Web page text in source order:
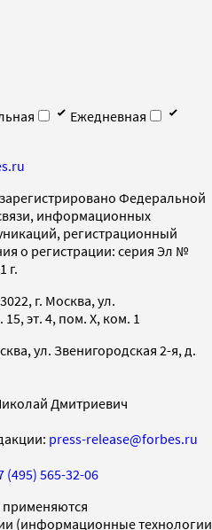
Ежедневная
Федеральной
информационных
регистрационный
о регистрации: серия Эл №
г.
г. Москва, ул.
эт. 4, пом. X, ком. 1
ул. Звенигородская 2-я, д.
Дмитриевич
press-release@forbes.ru
(495) 565-32-06
(информационные технологии